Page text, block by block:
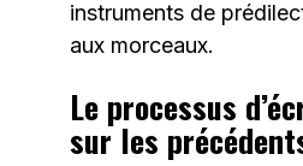
instruments de
aux morceaux.
Le processus
sur les